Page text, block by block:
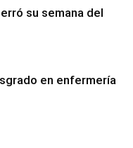
su semana del
en enfermería